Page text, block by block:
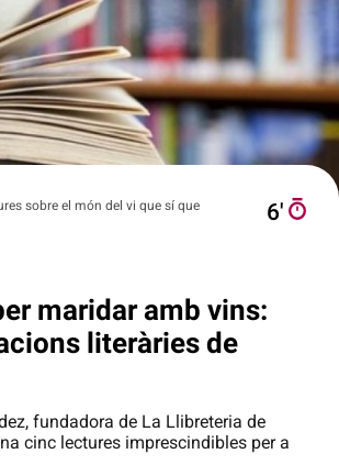
sobre el món del vi que sí que
6′
maridar amb vins:
literàries de
fundadora de La Llibreteria de
cinc lectures imprescindibles per a